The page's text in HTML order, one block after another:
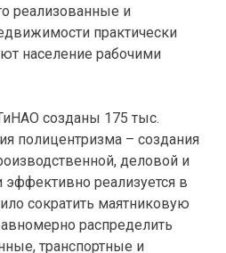
реализованные и
практически
население рабочими
созданы 175 тыс.
полицентризма – создания
деловой и
эффективно реализуется в
сократить маятниковую
распределить
транспортные и